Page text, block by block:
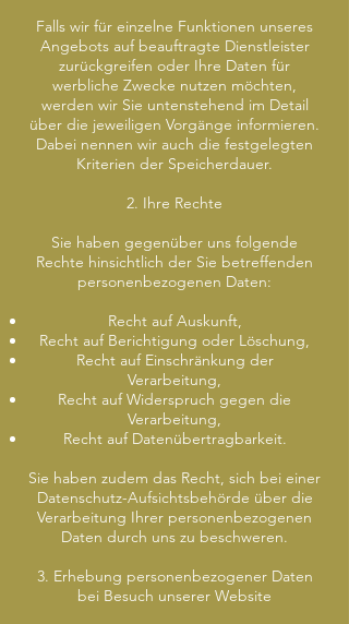
Falls wir für einzelne Funktionen unseres
Angebots auf beauftragte Dienstleister
zurückgreifen oder Ihre Daten für
werbliche Zwecke nutzen möchten,
werden wir Sie untenstehend im Detail
über die jeweiligen Vorgänge informieren.
Dabei nennen wir auch die festgelegten
Kriterien der Speicherdauer.
2. Ihre Rechte
Sie haben gegenüber uns folgende
Rechte hinsichtlich der Sie betreffenden
personenbezogenen Daten:
Recht auf Auskunft,
Recht auf Berichtigung oder Löschung,
Recht auf Einschränkung der
Verarbeitung,
Recht auf Widerspruch gegen die
Verarbeitung,
Recht auf Datenübertragbarkeit.
Sie haben zudem das Recht, sich bei einer
Datenschutz-Aufsichtsbehörde über die
Verarbeitung Ihrer personenbezogenen
Daten durch uns zu beschweren.
3. Erhebung personenbezogener Daten
bei Besuch unserer Website